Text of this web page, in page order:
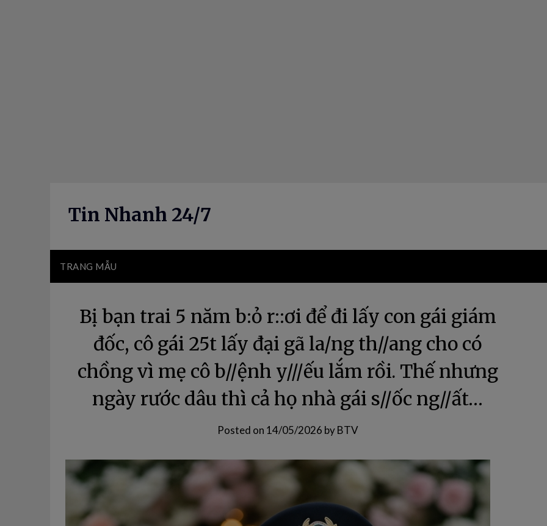
Tin Nhanh 24/7
TRANG MẪU
Bị bạn trai 5 năm b:ỏ r::ơi để đi lấy con gái giám
đốc, cô gái 25t lấy đại gã la/ng th//ang cho có
chồng vì mẹ cô b//ệnh y///ếu lắm rồi. Thế nhưng
ngày rước dâu thì cả họ nhà gái s//ốc ng//ất…
Posted on 14/05/2026 byBTV